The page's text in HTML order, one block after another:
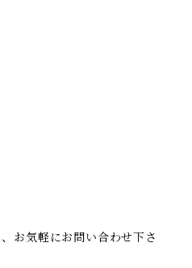
お気軽にお問い合わせ下さ